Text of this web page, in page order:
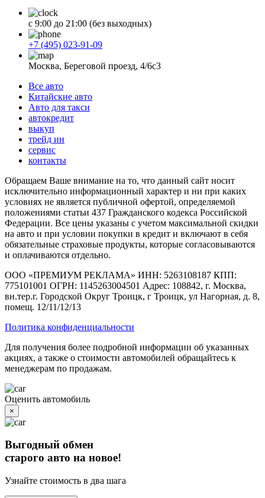
с 9:00 до 21:00 (без выходных)
+7 (495) 023-91-09
Москва, Береговой проезд, 4/6с3
Все авто
Китайские авто
Авто для такси
автокредит
выкуп
трейд ин
сервис
контакты
Обращаем Ваше внимание на то, что данный сайт носит
исключительно информационный характер и ни при каких
условиях не является публичной офертой, определяемой
положениями статьи 437 Гражданского кодекса Российской
Федерации. Все цены указаны с учетом максимальной скидки
на авто и при условии покупки в кредит и включают в себя
обязательные страховые продукты, которые согласовываются
и оплачиваются отдельно.
ООО «ПРЕМИУМ РЕКЛАМА» ИНН: 5263108187 КПП:
775101001 ОГРН: 1145263004501 Адрес: 108842, г. Москва,
вн.тер.г. Городской Округ Троицк, г Троицк, ул Нагорная, д. 8,
помещ. 12/11/12/13
Политика конфиденциальности
Для получения более подробной информации об указанных
акциях, а также о стоимости автомобилей обращайтесь к
менеджерам по продажам.
Оценить автомобиль
×
Выгодный обмен
старого авто на новое!
Узнайте стоимость в два шага